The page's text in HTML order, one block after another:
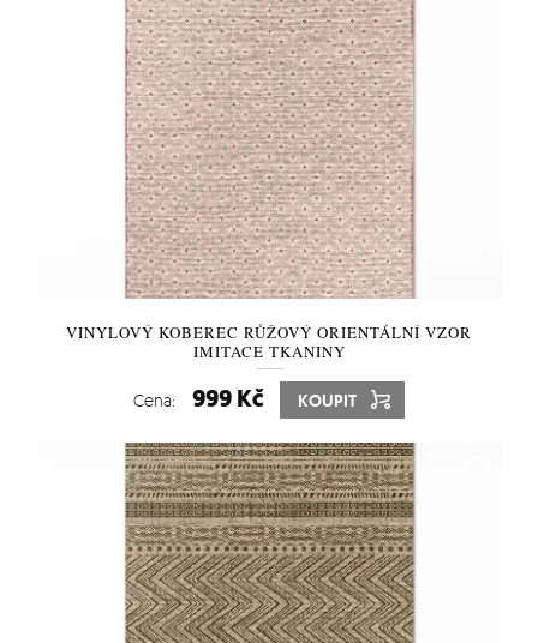
VINYLOVÝ KOBEREC RŮŽOVÝ ORIENTÁLNÍ VZOR
IMITACE TKANINY
Cena: 999 Kč KOUPIT